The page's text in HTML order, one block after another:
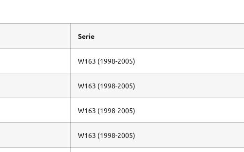
Serie
W163 (1998-2005)
W163 (1998-2005)
W163 (1998-2005)
W163 (1998-2005)